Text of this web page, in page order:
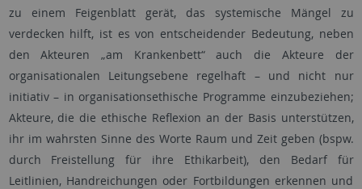
zu einem Feigenblatt gerät, das systemische Mängel zu
verdecken hilft, ist es von entscheidender Bedeutung, neben
den Akteuren „am Krankenbett“ auch die Akteure der
organisationalen Leitungsebene regelhaft – und nicht nur
initiativ – in organisationsethische Programme einzubeziehen;
Akteure, die die ethische Reflexion an der Basis unterstützen,
ihr im wahrsten Sinne des Worte Raum und Zeit geben (bspw.
durch Freistellung für ihre Ethikarbeit), den Bedarf für
Leitlinien, Handreichungen oder Fortbildungen erkennen und